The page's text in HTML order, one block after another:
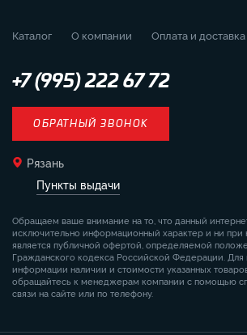
Каталог О компании Оплата и доставка
+7 (995) 222 67 72
ОБРАТНЫЙ ЗВОНОК
Рязань
Пункты выдачи
Обращаем ваше внимание на то, что данный
исключительно информационный характер и ни при
является публичной офертой, определяемой
Гражданского кодекса Российской Федерации.
информации наличии и стоимости указанных
обращайтесь к менеджерам компании с помощью
связи на сайте или по телефону.